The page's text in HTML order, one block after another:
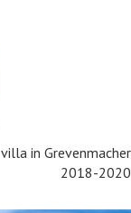
villa in Grevenmacher
2018-2020